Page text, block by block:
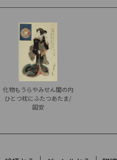
化物もうらやみせん閨の内
ひとつ枕にふたつあたま/
国安